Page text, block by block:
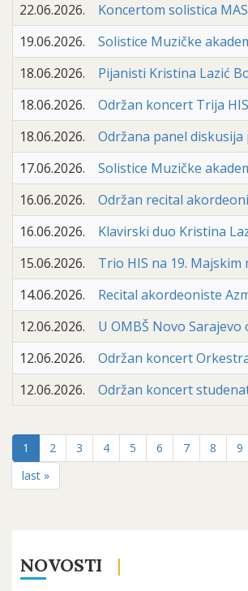
22.06.2026.
Koncertom solistica
19.06.2026.
Solistice Muzičke
18.06.2026.
Pijanisti Kristina Lazić
18.06.2026.
Održan koncert Trija
18.06.2026.
Održana panel diskusija
17.06.2026.
Solistice Muzičke
16.06.2026.
Održan recital
16.06.2026.
Klavirski duo Kristina
15.06.2026.
Trio HIS na 19. Majskim
14.06.2026.
Recital akordeoniste
12.06.2026.
U OMBŠ Novo
12.06.2026.
Održan koncert
12.06.2026.
Održan koncert
1 2 3 4 5 6 7 8 9
last »
NOVOSTI